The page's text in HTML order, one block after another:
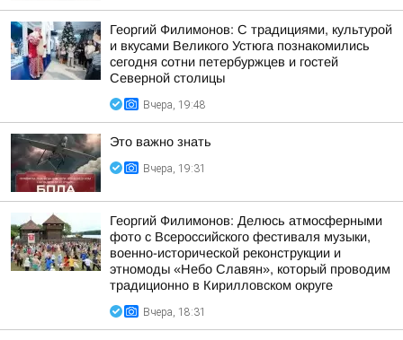
Георгий Филимонов: С традициями, культурой
и вкусами Великого Устюга познакомились
сегодня сотни петербуржцев и гостей
Северной столицы
Вчера, 19:48
Это важно знать
Вчера, 19:31
Георгий Филимонов: Делюсь атмосферными
фото с Всероссийского фестиваля музыки,
военно-исторической реконструкции и
этномоды «Небо Славян», который проводим
традиционно в Кирилловском округе
Вчера, 18:31